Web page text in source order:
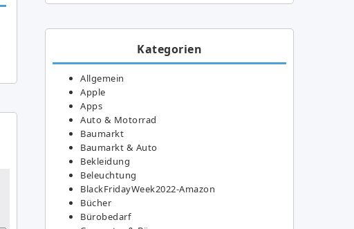
Kategorien
Allgemein
Apple
Apps
Auto & Motorrad
Baumarkt
Baumarkt & Auto
Bekleidung
Beleuchtung
BlackFridayWeek2022-Amazon
Bücher
Bürobedarf